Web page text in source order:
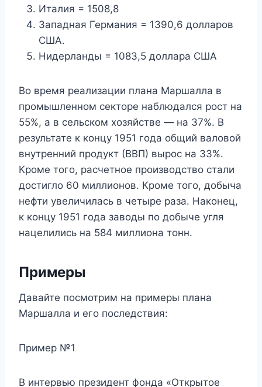
Италия = 1508,8
Западная Германия = 1390,6 долларов
США.
Нидерланды = 1083,5 доллара США
Во время реализации плана Маршалла в
промышленном секторе наблюдался рост на
55%, а в сельском хозяйстве — на 37%. В
результате к концу 1951 года общий валовой
внутренний продукт (ВВП) вырос на 33%.
Кроме того, расчетное производство стали
достигло 60 миллионов. Кроме того, добыча
нефти увеличилась в четыре раза. Наконец,
к концу 1951 года заводы по добыче угля
нацелились на 584 миллиона тонн.
Примеры
Давайте посмотрим на примеры плана
Маршалла и его последствия:
Пример №1
В интервью президент фонда «Открытое